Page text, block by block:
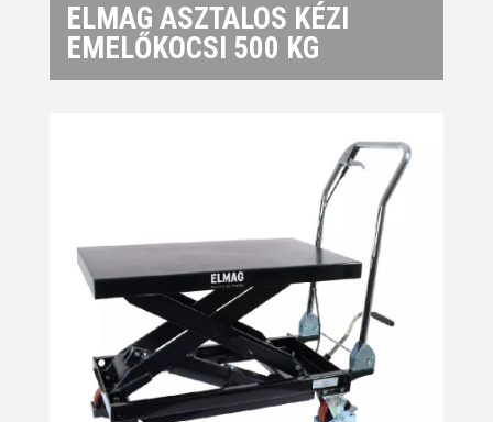
ELMAG ASZTALOS KÉZI
EMELŐKOCSI 500 KG